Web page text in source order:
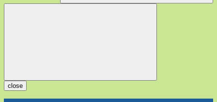
close